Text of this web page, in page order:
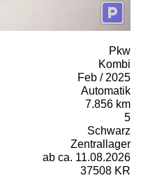
Pkw
Kombi
Feb / 2025
Automatik
7.856 km
5
Schwarz
Zentrallager
ab ca. 11.08.2026
37508 KR